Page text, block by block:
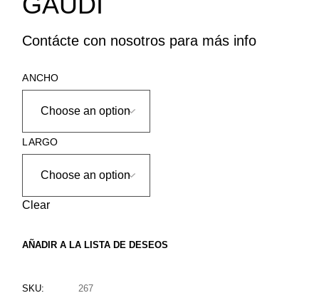
Contácte con nosotros para más info
ANCHO
LARGO
Clear
AÑADIR A LA LISTA DE DESEOS
SKU:
267